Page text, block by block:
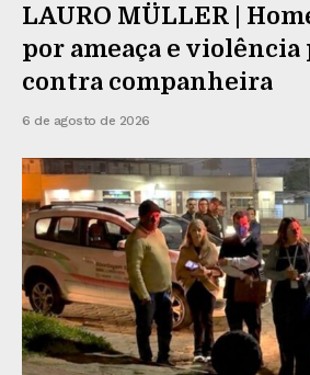
LAURO MÜLLER |
por ameaça e
contra companheira
6 de agosto de 2026